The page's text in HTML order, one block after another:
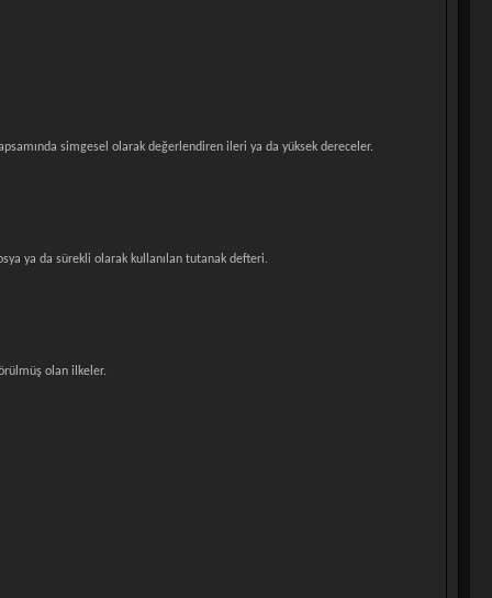
simgesel olarak değerlendiren ileri ya da yüksek dereceler.
ya da sürekli olarak kullanılan tutanak defteri.
olan ilkeler.